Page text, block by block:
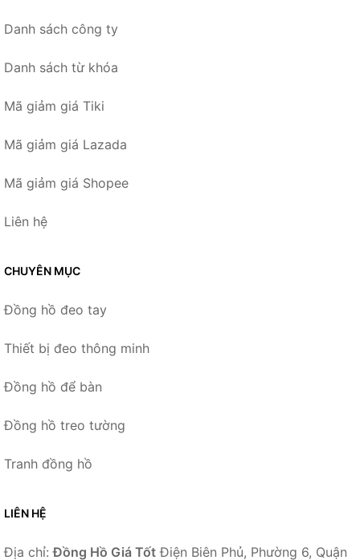
Danh sách công ty
Danh sách từ khóa
Mã giảm giá Tiki
Mã giảm giá Lazada
Mã giảm giá Shopee
Liên hệ
CHUYÊN MỤC
Đồng hồ đeo tay
Thiết bị đeo thông minh
Đồng hồ để bàn
Đồng hồ treo tường
Tranh đồng hồ
LIÊN HỆ
Địa chỉ:Đồng Hồ Giá Tốt Điện Biên Phủ, Phường 6, Quận